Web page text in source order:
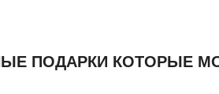
ПОДАРКИ КОТОРЫЕ